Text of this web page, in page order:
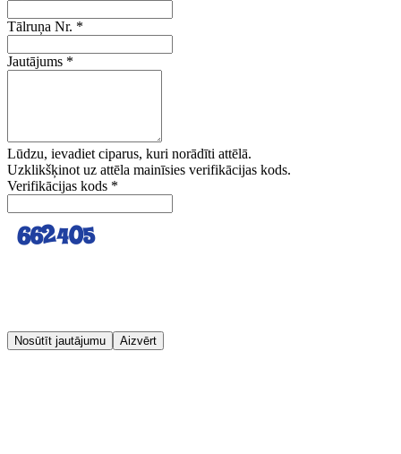
Tālruņa Nr. *
Jautājums *
Lūdzu, ievadiet ciparus, kuri norādīti attēlā.
Uzklikšķinot uz attēla mainīsies verifikācijas kods.
Verifikācijas kods *
Nosūtīt jautājumu Aizvērt